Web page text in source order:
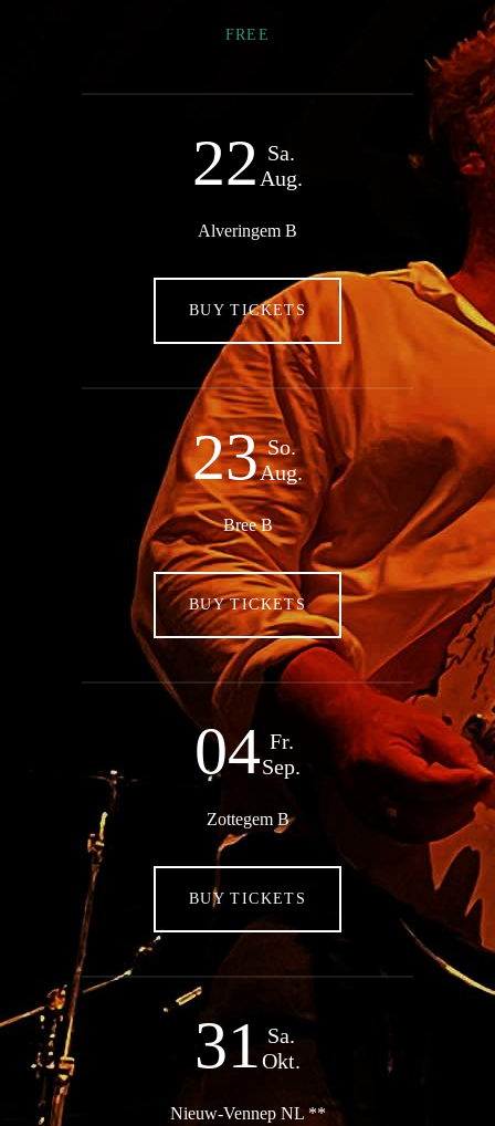
FREE
22 Sa.
Aug.
Alveringem B
BUY TICKETS
23 So.
Aug.
Bree B
BUY TICKETS
04 Fr.
Sep.
Zottegem B
BUY TICKETS
31 Sa.
Okt.
Nieuw-Vennep NL **